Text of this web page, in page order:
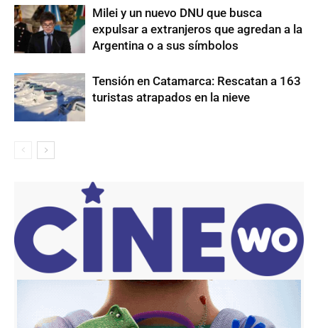
Milei y un nuevo DNU que busca
expulsar a extranjeros que agredan a la
Argentina o a sus símbolos
Tensión en Catamarca: Rescatan a 163
turistas atrapados en la nieve